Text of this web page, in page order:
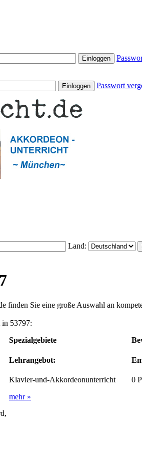
Passwort
Land:
finden Sie eine große Auswahl an
53797:
Spezialgebiete
Lehrangebot:
Klavier-und-Akkordeonunterricht
mehr »
0